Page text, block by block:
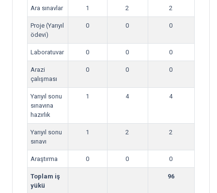
Ara sınavlar 1 2 2
Proje (Yarıyıl
ödevi)
0 0 0
Laboratuvar 0 0 0
Arazi
çalışması
0 0 0
Yarıyıl sonu
sınavına
hazırlık
1 4 4
Yarıyıl sonu
sınavı
1 2 2
Araştırma 0 0 0
Toplam iş
yükü
96